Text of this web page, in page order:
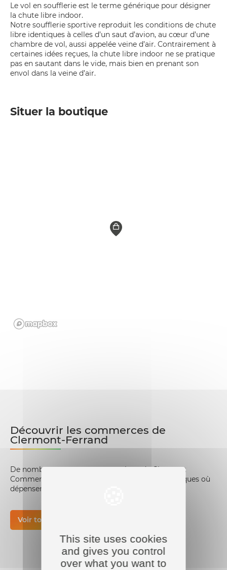
This site uses cookies
and gives you control
over what you want to
Le vol en soufflerie est le terme générique pour désigner
la chute libre indoor.
Notre soufflerie sportive reproduit les conditions de chute
libre identiques à celles d’un saut d’avion, au cœur d’une
chambre de vol, aussi appelée veine d’air. Contrairement à
certaines idées reçues, la chute libre indoor ne se pratique
pas en sautant dans le vide, mais bien en prenant son
envol dans la veine d’air.
Situer la boutique
Découvrir les commerces de
Clermont-Ferrand
De nombreux commerces membres de Clermont
Commerce vous attendent ! Découvrez les boutiques où
dépenser vos chèq’cadeaux.
Voir tous les commerces